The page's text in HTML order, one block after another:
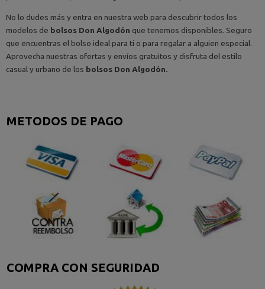
METODOS DE PAGO
COMPRA CON SEGURIDAD
No lo dudes más y entra en nuestra web para descubrir todos los
modelos de bolsos Don Algodón que tenemos disponibles. Seguro
que encuentras el bolso ideal para ti o para regalar a alguien especial.
Aprovecha nuestras ofertas y envíos gratuitos y disfruta del estilo
casual y urbano de los bolsos Don Algodón.